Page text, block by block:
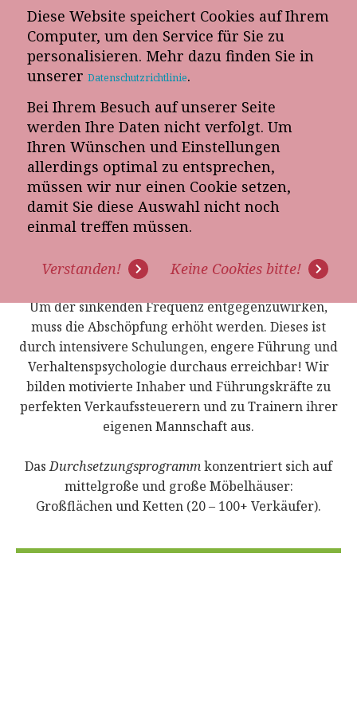
Diese Website speichert Cookies auf Ihrem
Computer, um den Service für Sie zu
personalisieren. Mehr dazu finden Sie in
unserer Datenschutzrichtlinie.
Bei Ihrem Besuch auf unserer Seite
werden Ihre Daten nicht verfolgt. Um
Ihren Wünschen und Einstellungen
allerdings optimal zu entsprechen,
müssen wir nur einen Cookie setzen,
damit Sie diese Auswahl nicht noch
einmal treffen müssen.
Verstanden! Keine Cookies bitte!
E-Mail-Newsletter
Telefon-Termin
DAS
DURCHSETZUNGSPROGRAMM
Unsere Führungskräfteausbildung
Um der sinkenden Frequenz entgegenzuwirken,
muss die Abschöpfung erhöht werden. Dieses ist
durch intensivere Schulungen, engere Führung und
Verhaltenspsychologie durchaus erreichbar! Wir
bilden motivierte Inhaber und Führungskräfte zu
perfekten Verkaufssteuerern und zu Trainern ihrer
eigenen Mannschaft aus.
DasDurchsetzungsprogrammkonzentriert sich auf
mittelgroße und große Möbelhäuser:
Großflächen und Ketten (20 – 100+ Verkäufer).